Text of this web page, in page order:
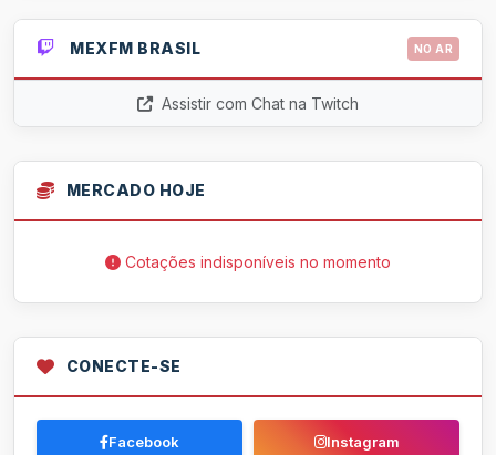
MEXFM BRASIL NO AR
Assistir com Chat na Twitch
MERCADO HOJE
Cotações indisponíveis no momento
CONECTE-SE
Facebook Instagram